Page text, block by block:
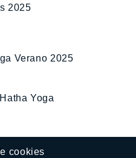
2025
Verano 2025
Yoga
cookies